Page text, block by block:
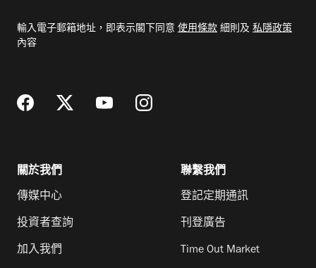
郵
輸入電子郵箱地址，即表示閣下同意 使用條款 細則及 私隱政策
內容
關於我們
傳媒中心
投資者查詢
加入我們
聯繫我們
登記定期通訊
刊登廣告
Time Out Market